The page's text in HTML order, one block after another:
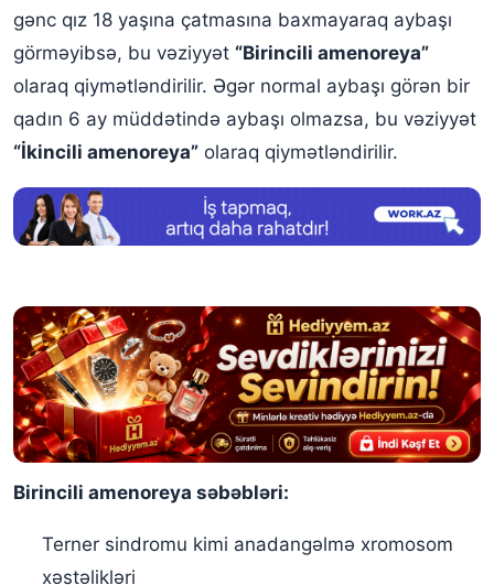
gənc qız 18 yaşına çatmasına baxmayaraq aybaşı
görməyibsə, bu vəziyyət “Birincili amenoreya”
olaraq qiymətləndirilir. Əgər normal aybaşı görən bir
qadın 6 ay müddətində aybaşı olmazsa, bu vəziyyət
“İkincili amenoreya” olaraq qiymətləndirilir.
Birincili amenoreya səbəbləri:
Terner sindromu kimi anadangəlmə xromosom
xəstəlikləri